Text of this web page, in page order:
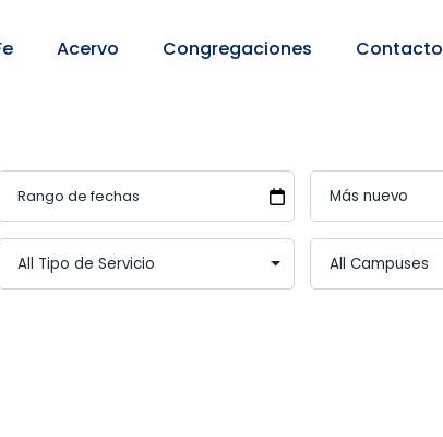
Acervo Congregaciones Contacto